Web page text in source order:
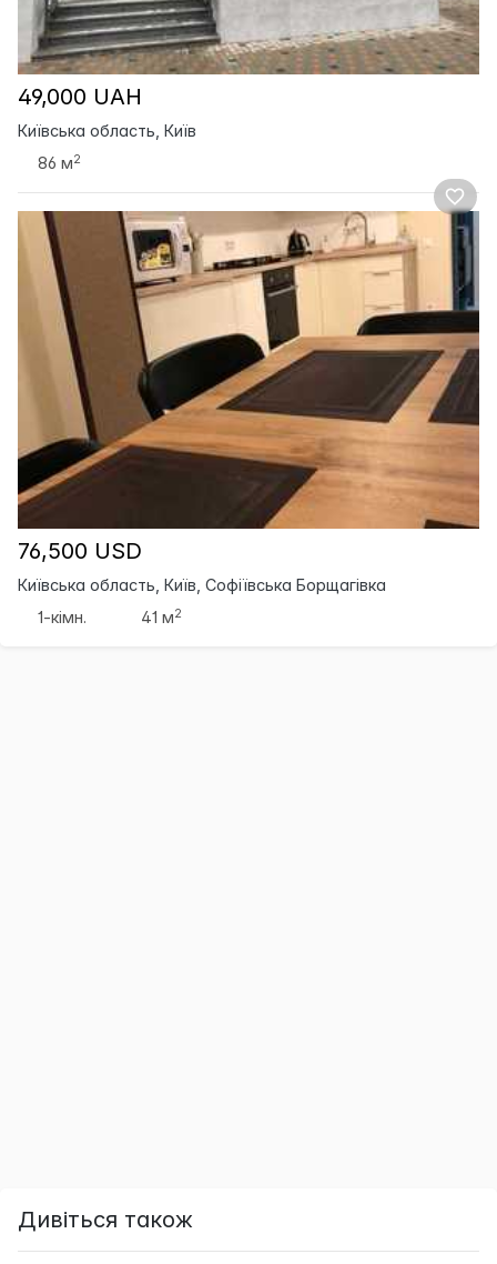
49,000 UAH
Київська область, Київ
86 м2
76,500 USD
Київська область, Київ, Софіївська Борщагівка
1-кімн.
41 м2
Дивіться також